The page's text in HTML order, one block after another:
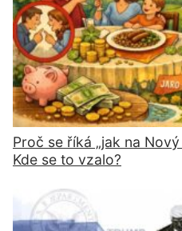
Proč se říká „jak na
Kde se to vzalo?